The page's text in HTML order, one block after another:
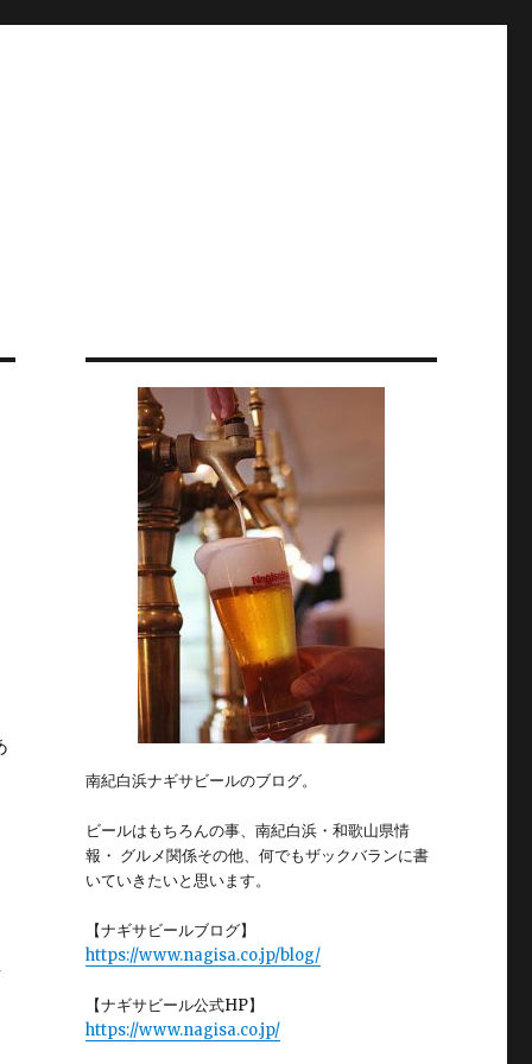
南紀白浜ナギサビールのブログ。
ビールはもちろんの事、南紀白浜・和歌山県情
報・ グルメ関係その他、何でもザックバランに書
いていきたいと思います。
【ナギサビールブログ】
https://www.nagisa.co.jp/blog/
【ナギサビール公式HP】
https://www.nagisa.co.jp/